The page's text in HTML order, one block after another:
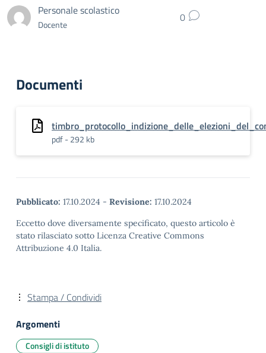
Personale scolastico
Docente 0
Documenti
pdf - 292 kb
Pubblicato: 17.10.2024 - Revisione: 17.10.2024
Eccetto dove diversamente specificato, questo articolo è
stato rilasciato sotto Licenza Creative Commons
Attribuzione 4.0 Italia.
Stampa / Condividi
Argomenti
Consigli di istituto